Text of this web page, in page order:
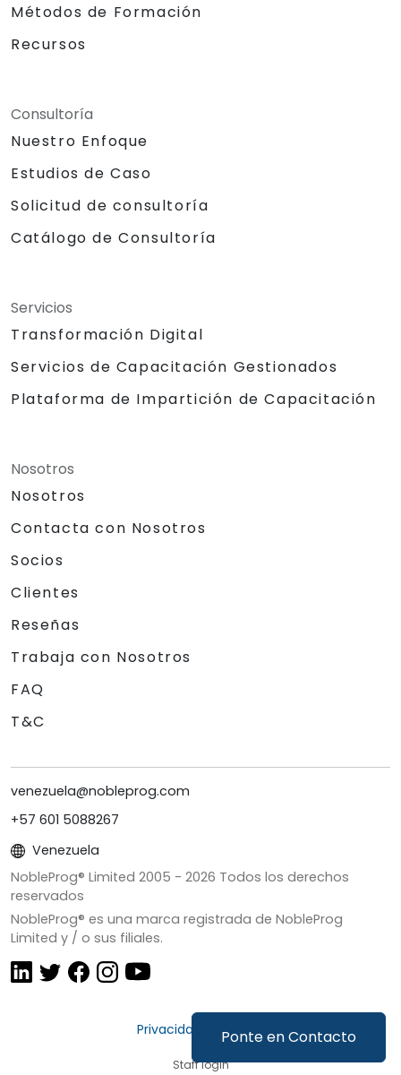
Ponte en Contacto
Métodos de Formación
Recursos
Consultoría
Nuestro Enfoque
Estudios de Caso
Solicitud de consultoría
Catálogo de Consultoría
Servicios
Transformación Digital
Servicios de Capacitación Gestionados
Plataforma de Impartición de Capacitación
Nosotros
Nosotros
Contacta con Nosotros
Socios
Clientes
Reseñas
Trabaja con Nosotros
FAQ
T&C
venezuela@nobleprog.com
+57 601 5088267
Venezuela
NobleProg® Limited 2005 - 2026 Todos los derechos
reservados
NobleProg® es una marca registrada de NobleProg
Limited y / o sus filiales.
Privacidad y Cookies
Staff login